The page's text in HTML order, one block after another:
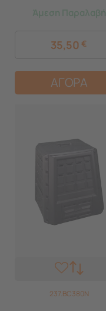
Πλαστικός Κήπου
Άμεση Παραλαβή
35,50 €
ΑΓΟΡΑ
237.BC380N